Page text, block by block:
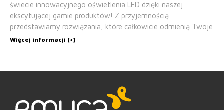
świecie innowacyjnego oświetlenia LED dzięki naszej
ekscytującej gamie produktów! Z przyjemnością
przedstawiamy rozwiązania, które całkowicie odmienią Twoje
Więcej informacji [+]